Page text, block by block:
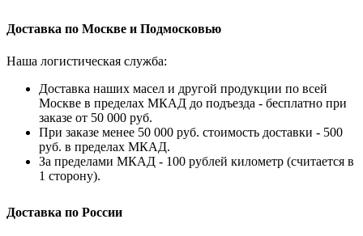
Доставка по Москве и Подмосковью
Наша логистическая служба:
Доставка наших масел и другой продукции по всей
Москве в пределах МКАД до подъезда - бесплатно при
заказе от 50 000 руб.
При заказе менее 50 000 руб. стоимость доставки - 500
руб. в пределах МКАД.
За пределами МКАД - 100 рублей километр (считается в
1 сторону).
Доставка по России